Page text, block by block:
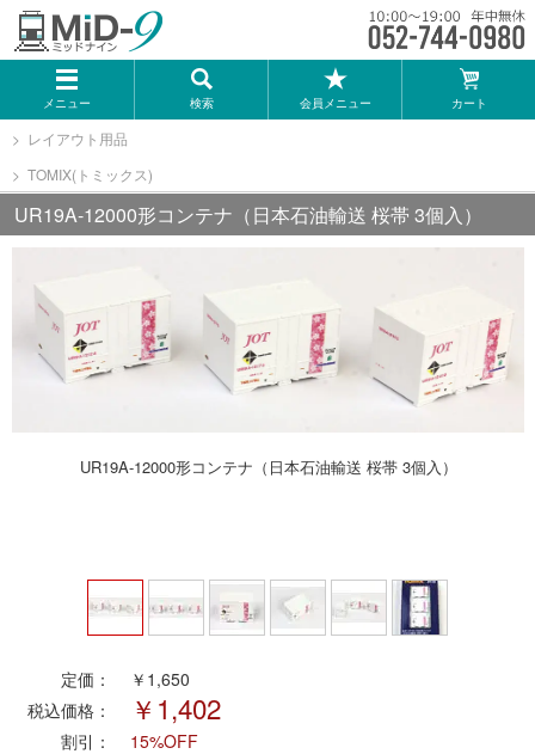
メニュー 検索 会員メニュー カート
メーカー一覧
TOMIX
KATO
トミーテック
Bトレインショーティー
さんけい
レイアウト用品
TOMIX(トミックス)
UR19A-12000形コンテナ（日本石油輸送 桜帯 3個入）
UR19A-12000形コンテナ（日本石油輸送 桜帯 3個入）
定価：
￥1,650
税込価格：
￥1,402
割引：
15%OFF